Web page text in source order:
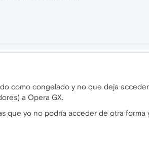
como congelado y no que deja
a Opera GX.
que yo no podría acceder de otra